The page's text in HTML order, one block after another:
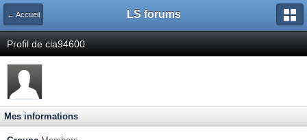
← Accueil LS forums
Profil de cla94600
Mes informations